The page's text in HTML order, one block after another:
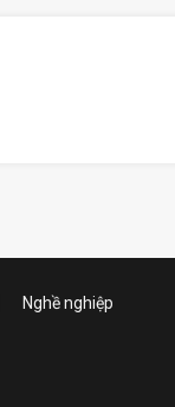
Nghề nghiệp